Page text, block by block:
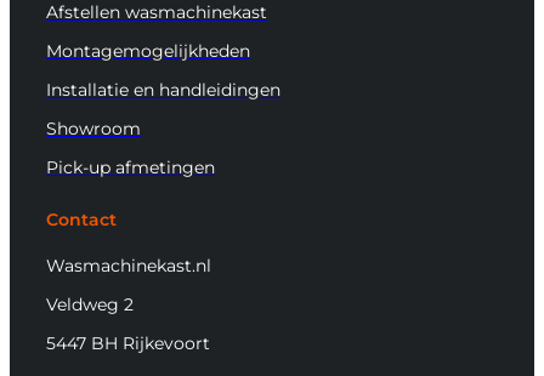
Afstellen wasmachinekast
Montagemogelijkheden
Installatie en handleidingen
Showroom
Pick-up afmetingen
Contact
Wasmachinekast.nl
Veldweg 2
5447 BH Rijkevoort